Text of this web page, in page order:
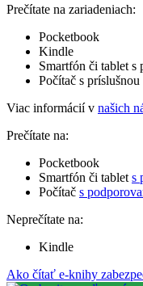
Prečítate na zariadeniach:
Pocketbook
Kindle
Smartfón či tablet s
Počítač s
Viac informácií v našich
Prečítate na:
Pocketbook
Smartfón či tablet s
Počítač s
Neprečítate na:
Kindle
Ako čítať e-knihy